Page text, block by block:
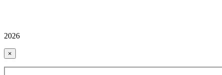
2026
×